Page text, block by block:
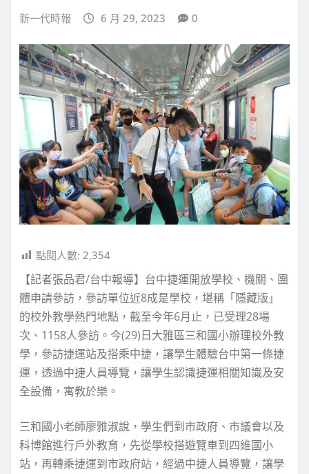
新一代時報 6 月 29, 2023 0
點閱人數: 2,354
【記者張品君/台中報導】台中捷運開放學校、機關、團
體申請參訪，參訪單位近8成是學校，堪稱「隱藏版」
的校外教學熱門地點，截至今年6月止，已受理28場
次、1158人參訪。今(29)日大雅區三和國小辦理校外教
學，參訪捷運站及搭乘中捷，讓學生體驗台中第一條捷
運，透過中捷人員導覽，讓學生認識捷運相關知識及安
全設備，寓教於樂。
三和國小老師廖雅淑說，學生們到市政府、市議會以及
科博館進行戶外教育，先從學校搭遊覽車到四維國小
站，再轉乘捷運到市政府站，經過中捷人員導覽，讓學